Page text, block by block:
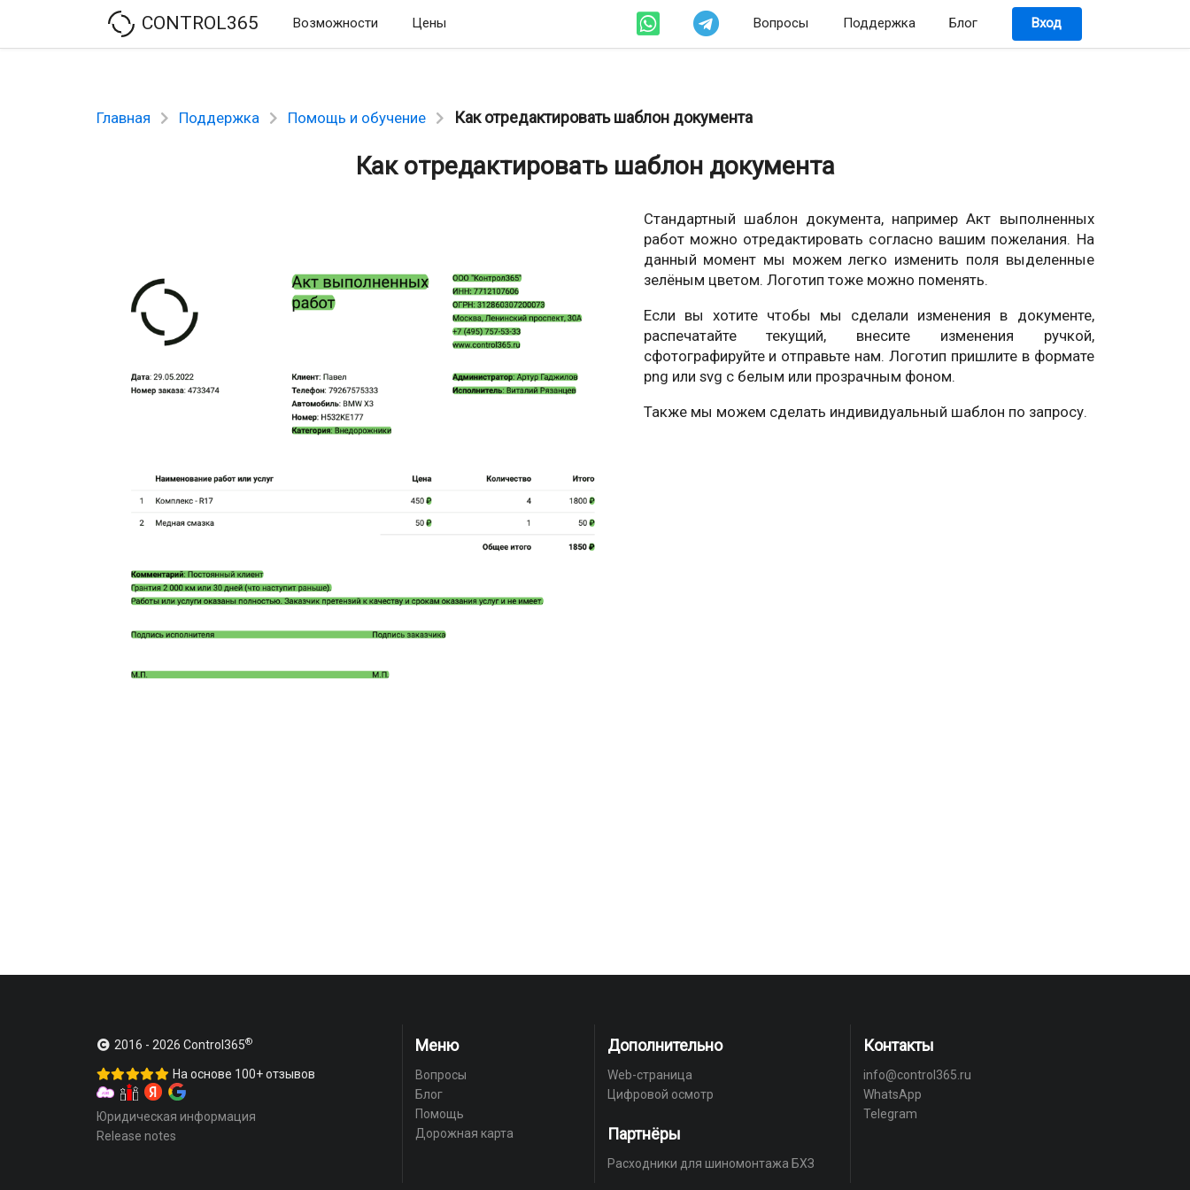
CONTROL365 Возможности Цены Вопросы Поддержка Блог Вход
Главная Поддержка Помощь и обучение Как отредактировать шаблон документа
Как отредактировать шаблон документа
Стандартный шаблон документа, например Акт выполненных
работ можно отредактировать согласно вашим пожелания. На
данный момент мы можем легко изменить поля выделенные
зелёным цветом. Логотип тоже можно поменять.
Если вы хотите чтобы мы сделали изменения в документе,
распечатайте текущий, внесите изменения ручкой,
сфотографируйте и отправьте нам. Логотип пришлите в формате
png или svg с белым или прозрачным фоном.
Также мы можем сделать индивидуальный шаблон по запросу.
2016 - 2026 Control365®
На основе 100+ отзывов
Юридическая информация
Release notes
Меню
Вопросы
Блог
Помощь
Дорожная карта
Дополнительно
Web-страница
Цифровой осмотр
Партнёры
Расходники для шиномонтажа БХЗ
Контакты
info@control365.ru
WhatsApp
Telegram